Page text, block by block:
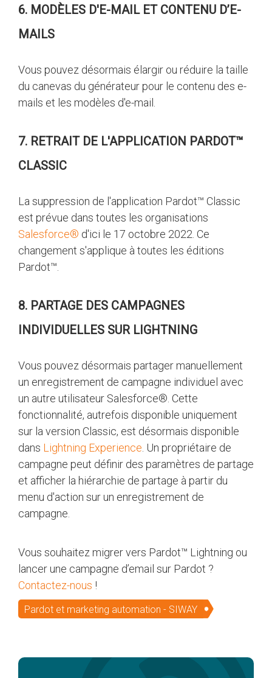
6. MODÈLES D'E-MAIL ET CONTENU D’E-
MAILS
Vous pouvez désormais élargir ou réduire la taille
du canevas du générateur pour le contenu des e-
mails et les modèles d'e-mail.
7. RETRAIT DE L'APPLICATION PARDOT™
CLASSIC
La suppression de l'application Pardot™ Classic
est prévue dans toutes les organisations
Salesforce® d'ici le 17 octobre 2022. Ce
changement s'applique à toutes les éditions
Pardot™.
8. PARTAGE DES CAMPAGNES
INDIVIDUELLES SUR LIGHTNING
Vous pouvez désormais partager manuellement
un enregistrement de campagne individuel avec
un autre utilisateur Salesforce®. Cette
fonctionnalité, autrefois disponible uniquement
sur la version Classic, est désormais disponible
dans Lightning Experience. Un propriétaire de
campagne peut définir des paramètres de partage
et afficher la hiérarchie de partage à partir du
menu d'action sur un enregistrement de
campagne.
Vous souhaitez migrer vers Pardot™ Lightning ou
lancer une campagne d’email sur Pardot ?
Contactez-nous !
Pardot et marketing automation - SIWAY